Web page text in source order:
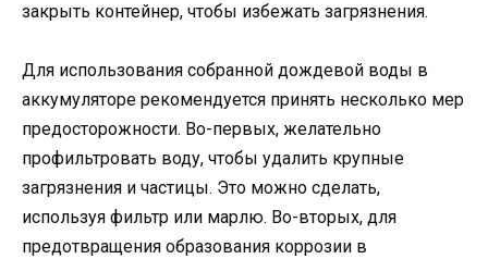
закрыть контейнер, чтобы избежать загрязнения.
Для использования собранной дождевой воды в
аккумуляторе рекомендуется принять несколько мер
предосторожности. Во-первых, желательно
профильтровать воду, чтобы удалить крупные
загрязнения и частицы. Это можно сделать,
используя фильтр или марлю. Во-вторых, для
предотвращения образования коррозии в